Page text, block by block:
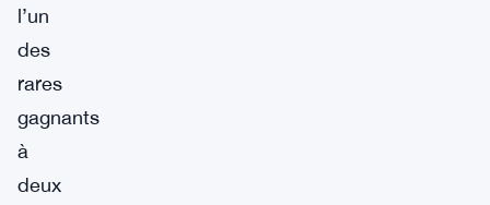
l’un
des
rares
gagnants
à
deux